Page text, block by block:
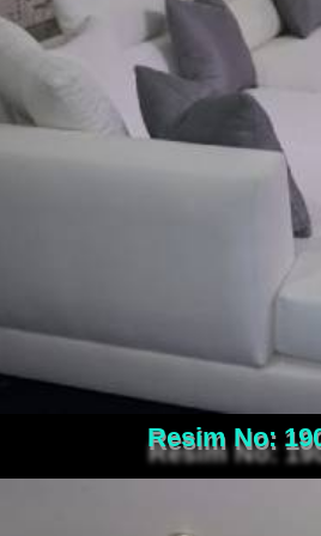
Resim No: